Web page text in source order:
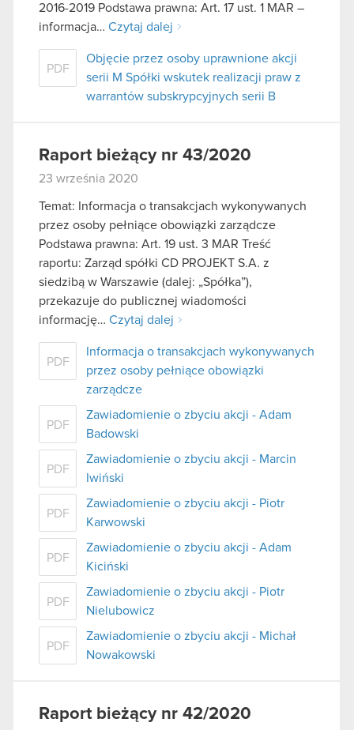
2016-2019 Podstawa prawna: Art. 17 ust. 1 MAR –
informacja… Czytaj dalej
PDF
Objęcie przez osoby uprawnione akcji
serii M Spółki wskutek realizacji praw z
warrantów subskrypcyjnych serii B
Raport bieżący nr 43/2020
23 września 2020
Temat: Informacja o transakcjach wykonywanych
przez osoby pełniące obowiązki zarządcze
Podstawa prawna: Art. 19 ust. 3 MAR Treść
raportu: Zarząd spółki CD PROJEKT S.A. z
siedzibą w Warszawie (dalej: „Spółka”),
przekazuje do publicznej wiadomości
informację… Czytaj dalej
PDF
Informacja o transakcjach wykonywanych
przez osoby pełniące obowiązki
zarządcze
PDF
Zawiadomienie o zbyciu akcji - Adam
Badowski
PDF
Zawiadomienie o zbyciu akcji - Marcin
Iwiński
PDF
Zawiadomienie o zbyciu akcji - Piotr
Karwowski
PDF
Zawiadomienie o zbyciu akcji - Adam
Kiciński
PDF
Zawiadomienie o zbyciu akcji - Piotr
Nielubowicz
PDF
Zawiadomienie o zbyciu akcji - Michał
Nowakowski
Raport bieżący nr 42/2020